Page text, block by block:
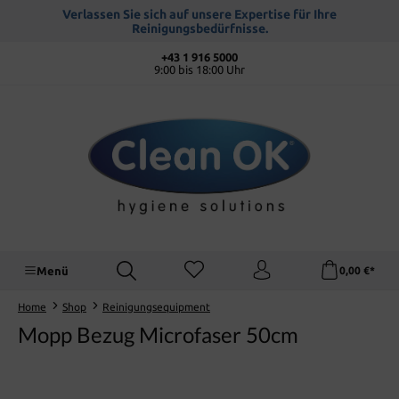
springenVerlassen Sie sich auf unsere Expertise für Ihre
Reinigungsbedürfnisse.
+43 1 916 5000
9:00 bis 18:00 Uhr
Menü 0,00 €*
Home Shop Reinigungsequipment
Mopp Bezug Microfaser 50cm